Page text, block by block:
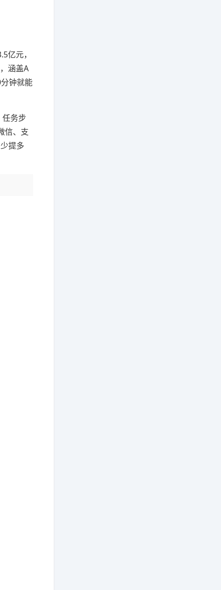
亿元，
涵盖A
钟就能
务步
信、支
提多